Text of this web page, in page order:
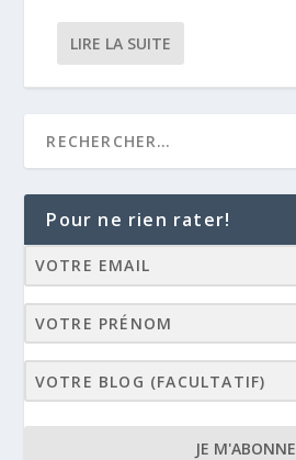
LIRE LA SUITE
Pour ne rien rater!
JE M'ABONNE